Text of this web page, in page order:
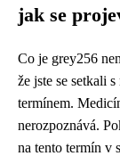
jak se
Co je grey256
že jste se setkali
termínem.
nerozpoznává.
na tento termín v